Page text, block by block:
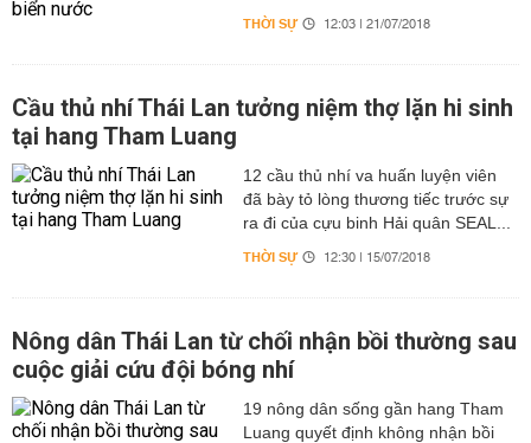
THỜI SỰ 12:03 | 21/07/2018
Cầu thủ nhí Thái Lan tưởng niệm thợ lặn hi sinh
tại hang Tham Luang
12 cầu thủ nhí va huấn luyện viên
đã bày tỏ lòng thương tiếc trước sự
ra đi của cựu binh Hải quân SEAL...
THỜI SỰ 12:30 | 15/07/2018
Nông dân Thái Lan từ chối nhận bồi thường sau
cuộc giải cứu đội bóng nhí
19 nông dân sống gần hang Tham
Luang quyết định không nhận bồi